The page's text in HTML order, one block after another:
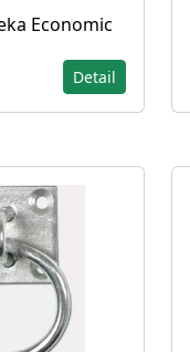
Economic
Detail